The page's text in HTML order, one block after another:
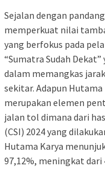
Sejalan dengan
memperkuat nilai
yang berfokus pada
“Sumatra Sudah
dalam memangkas
sekitar. Adapun
merupakan elemen
jalan tol dimana dari
(CSI) 2024 yang
Hutama Karya
97,12%, meningkat dari